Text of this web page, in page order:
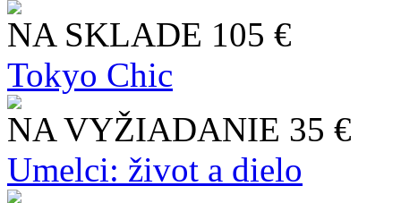
NA SKLADE 105 €
Tokyo Chic
NA VYŽIADANIE 35 €
Umelci: život a dielo